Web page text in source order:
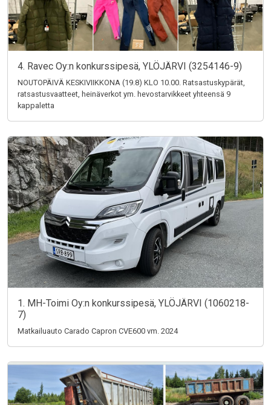
4. Ravec Oy:n konkurssipesä, YLÖJÄRVI (3254146-9)
NOUTOPÄIVÄ KESKIVIIKKONA (19.8) KLO 10.00. Ratsastuskypärät,
ratsastusvaatteet, heinäverkot ym. hevostarvikkeet yhteensä 9
kappaletta
1. MH-Toimi Oy:n konkurssipesä, YLÖJÄRVI (1060218-
7)
Matkailuauto Carado Capron CVE600 vm. 2024